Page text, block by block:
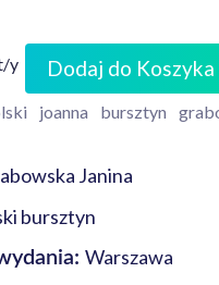
y Dodaj do Koszyka
joanna bursztyn
Janina
bursztyn
Warszawa